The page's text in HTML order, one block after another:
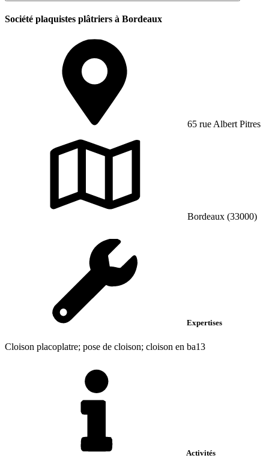
Société plaquistes plâtriers à Bordeaux
65 rue Albert Pitres
Bordeaux (33000)
Expertises
Cloison placoplatre; pose de cloison; cloison en ba13
Activités